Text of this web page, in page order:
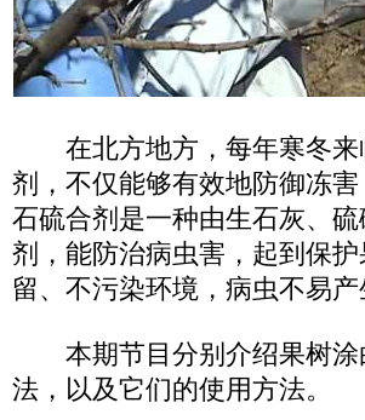
在北方地方，每年寒冬来
剂，不仅能够有效地防御冻
石硫合剂是一种由生石灰、
剂，能防治病虫害，起到保
留、不污染环境，病虫不易产
本期节目分别介绍果树涂
法，以及它们的使用方法。